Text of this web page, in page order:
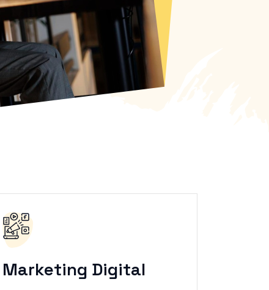
Marketing Digital